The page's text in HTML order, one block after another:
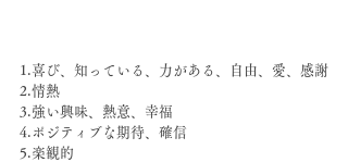
1.喜び、知っている、力がある、自由、愛、感謝
2.情熱
3.強い興味、熱意、幸福
4.ポジティブな期待、確信
5.楽観的